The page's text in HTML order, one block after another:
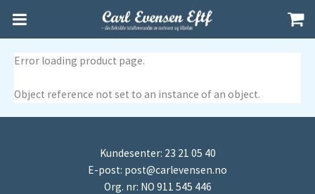
Error loading product page.
Object reference not set to an instance of an object.
Kundesenter: 23 21 05 40
E-post: post@carlevensen.no
Org. nr: NO 911 545 446